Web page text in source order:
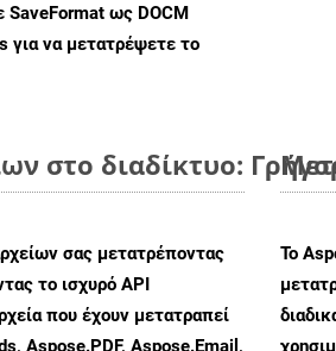
SaveFormat ως DOCM
για να μετατρέψετε το
στο διαδίκτυο:
σας μετατρέποντας
το ισχυρό API
που έχουν μετατραπεί
Aspose.PDF, Aspose.Email,
Το